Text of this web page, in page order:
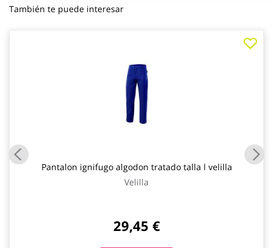
También te puede interesar
Pantalon ignifugo algodon tratado talla l velilla
Velilla
29,45 €